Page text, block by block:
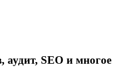
аудит, SEO и многое